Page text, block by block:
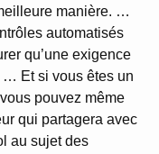
manière. …
automatisés
qu’une exigence
… Et si vous êtes un
pouvez même
qui partagera avec
au sujet des